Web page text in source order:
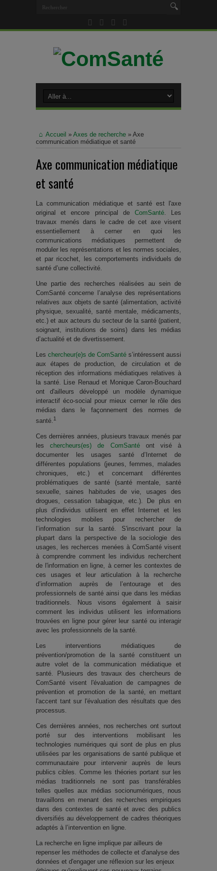
Accueil » Axes de recherche » Axe
communication médiatique et santé
Axe communication médiatique
et santé
La communication médiatique et santé est l'axe
original et encore principal de ComSanté. Les
travaux menés dans le cadre de cet axe visent
essentiellement à cerner en quoi les
communications médiatiques permettent de
moduler les représentations et les normes sociales,
et par ricochet, les comportements individuels de
santé d’une collectivité.
Une partie des recherches réalisées au sein de
ComSanté concerne l’analyse des représentations
relatives aux objets de santé (alimentation, activité
physique, sexualité, santé mentale, médicaments,
etc.) et aux acteurs du secteur de la santé (patient,
soignant, institutions de soins) dans les médias
d’actualité et de divertissement.
Les chercheur(e)s de ComSanté s’intéressent aussi
aux étapes de production, de circulation et de
réception des informations médiatiques relatives à
la santé. Lise Renaud et Monique Caron-Bouchard
ont d'ailleurs développé un modèle dynamique
interactif éco-social pour mieux cerner le rôle des
médias dans le façonnement des normes de
santé.1
Ces dernières années, plusieurs travaux menés par
leschercheurs(es) de ComSantéont visé à
documenter les usages santé d’Internet de
différentes populations (jeunes, femmes, malades
chroniques, etc.) et concernant différentes
problématiques de santé (santé mentale, santé
sexuelle, saines habitudes de vie, usages des
drogues, cessation tabagique, etc.). De plus en
plus d’individus utilisent en effet Internet et les
technologies mobiles pour rechercher de
l’information sur la santé. S'inscrivant pour la
plupart dans la perspective de la sociologie des
usages, les recherces menées à ComSanté visent
à comprendre comment les individus recherchent
de l'information en ligne, à cerner les contextes de
ces usages et leur articulation à la recherche
d’information auprès de l’entourage et des
professionnels de santé ainsi que dans les médias
traditionnels. Nous visons également à saisir
comment les individus utilisent les informations
trouvées en ligne pour gérer leur santé ou interagir
avec les professionnels de la santé.
Les interventions médiatiques de
prévention/promotion de la santé constituent un
autre volet de la communication médiatique et
santé. Plusieurs des travaux des chercheurs de
ComSanté visent l'évaluation de campagnes de
prévention et promotion de la santé, en mettant
l'accent tant sur l'évaluation des résultats que des
processus.
Ces dernières années, nos recherches ont surtout
porté sur des interventions mobilisant les
technologies numériques qui sont de plus en plus
utilisées par les organisations de santé publique et
communautaire pour intervenir auprès de leurs
publics cibles. Comme les théories portant sur les
médias traditionnels ne sont pas transférables
telles quelles aux médias socionumériques, nous
travaillons en menant des recherches empiriques
dans des contextes de santé et avec des publics
diversifiés au développement de cadres théoriques
adaptés à l’intervention en ligne.
La recherche en ligne implique par ailleurs de
repenser les méthodes de collecte et d'analyse des
données et d'engager une réflexion sur les enjeux